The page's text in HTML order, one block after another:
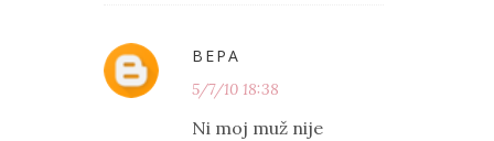
ВЕРА
5/7/10 18:38
Ni moj muž nije